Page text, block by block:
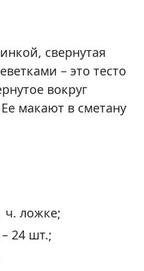
свернутая
– это тесто
вокруг
макают в сметану
ч. ложке;
24 шт.;